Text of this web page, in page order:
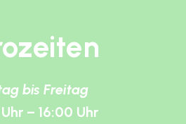
bis Freitag
– 16:00 Uhr